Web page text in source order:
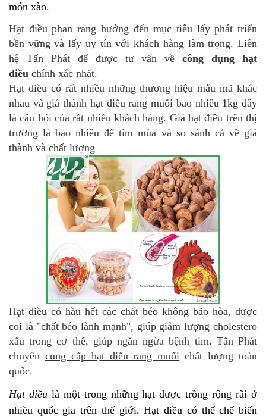
món xào.
Hạt điềuphan rang hướng đến mục tiêu lấy phát triển
bền vững và lấy uy tín với khách hàng làm trọng. Liên
hệ Tấn Phát để được tư vấn vềcông dụng hạt
điều chính xác nhất.
Hạt điều có rất nhiều những thương hiệu mẫu mã khác
nhau và giá thành hạt điều rang muối bao nhiêu 1kg đây
là câu hỏi của rất nhiều khách hàng. Giá hạt điều trên thị
trường là bao nhiêu để tìm mùa và so sánh cả về giá
thành và chất lượng
Hạt điều có hầu hết các chất béo không bão hòa, được
coi là "chất béo lành mạnh", giúp giảm lượng cholestero
xấu trong cơ thể, giúp ngăn ngừa bệnh tim. Tấn Phát
chuyên cung cấp hạt điều rang muối chất lượng toàn
quốc.
Hạt điều là một trong những hạt được trồng rộng rãi ở
nhiều quốc gia trên thế giới. Hạt điều có thể chế biến